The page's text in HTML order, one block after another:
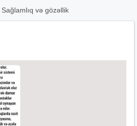
Sağlamlıq və gözəllik